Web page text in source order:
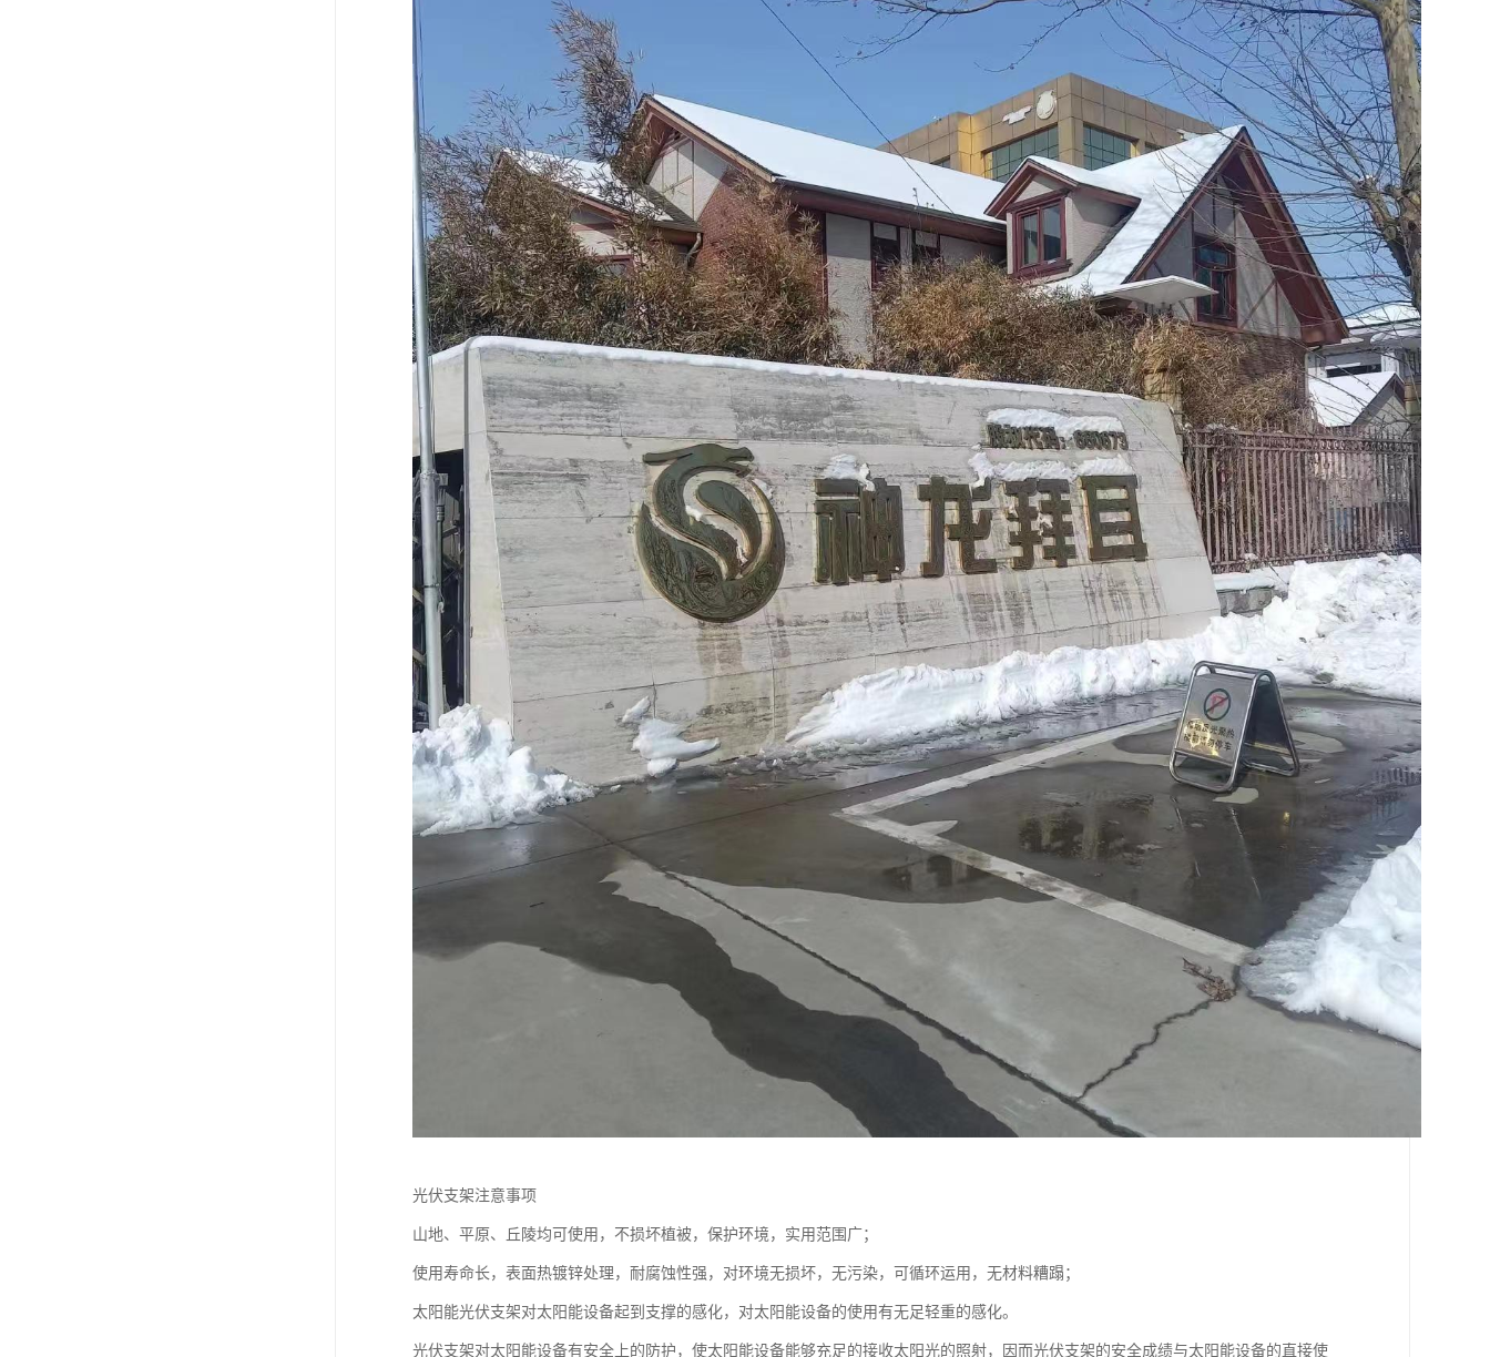
光伏支架注意事项
山地、平原、丘陵均可使用，不损坏植被，保护环境，实用范围广；
使用寿命长，表面热镀锌处理，耐腐蚀性强，对环境无损坏，无污染，可循环运用，无材料糟蹋；
太阳能光伏支架对太阳能设备起到支撑的感化，对太阳能设备的使用有无足轻重的感化。
光伏支架对太阳能设备有安全上的防护，使太阳能设备能够充足的接收太阳光的照射，因而光伏支架的安全成绩与太阳能设备的直接使